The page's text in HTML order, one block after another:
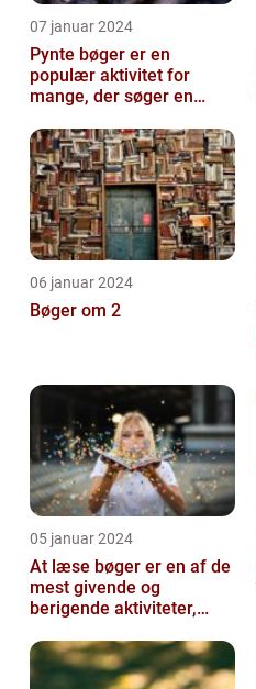
07 januar 2024
Pynte bøger er en
populær aktivitet for
mange, der søger en
06 januar 2024
Bøger om 2
05 januar 2024
At læse bøger er en af de
mest givende og
berigende aktiviteter,